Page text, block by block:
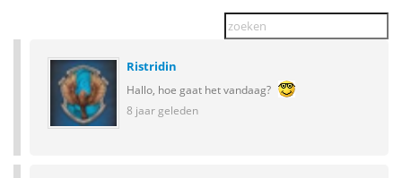
Ristridin
Hallo, hoe gaat het vandaag?
8 jaar geleden